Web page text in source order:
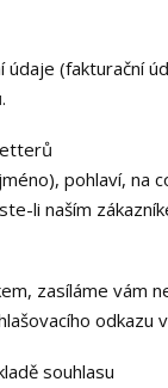
údaje (fakturační
pohlaví,
li naším
zasíláme vám
odkazu
souhlasu